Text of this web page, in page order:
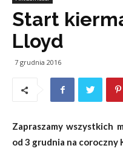
Start
Lloyd
7 grudnia 2016
Zapraszamy wszystkich
od 3 grudnia na coroczny